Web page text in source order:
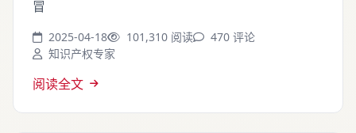
冒
2025-04-18 101,310 阅读
470 评论
知识产权专家
阅读全文